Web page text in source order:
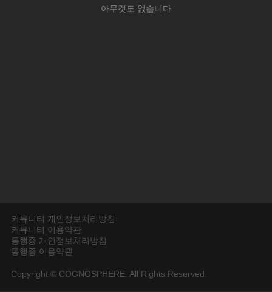
아무것도 없습니다
커뮤니티 개인정보처리방침
커뮤니티 이용약관
통행증 개인정보처리방침
통행증 이용약관
Copyright © COGNOSPHERE. All Rights Reserved.